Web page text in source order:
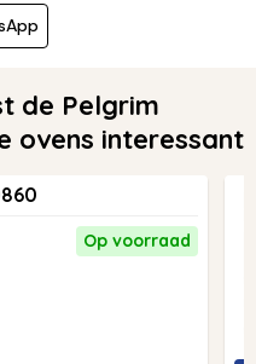
de Pelgrim
ovens interessant
Op voorraad